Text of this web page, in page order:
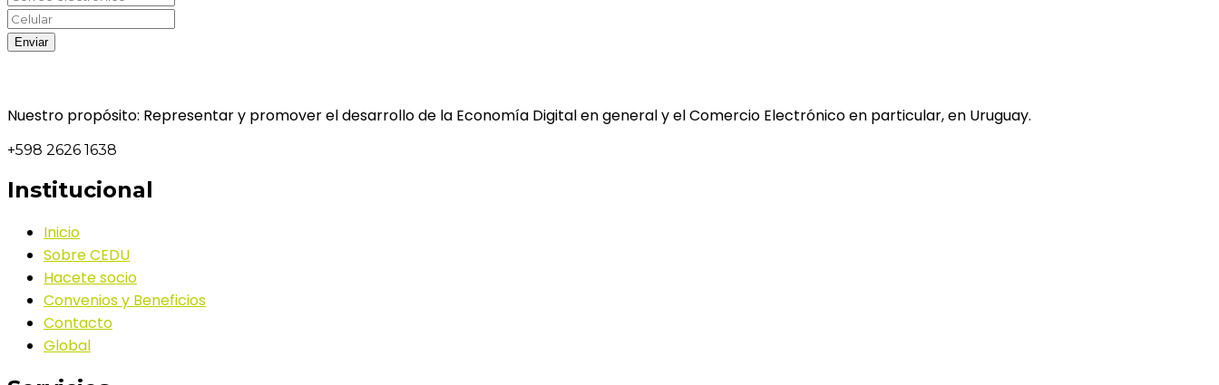
Nuestro propósito: Representar y promover el desarrollo de la Economía Digital en general y el Comercio Electrónico en particular, en Uruguay.
+598 2626 1638
Institucional
Inicio
Sobre CEDU
Hacete socio
Convenios y Beneficios
Contacto
Global